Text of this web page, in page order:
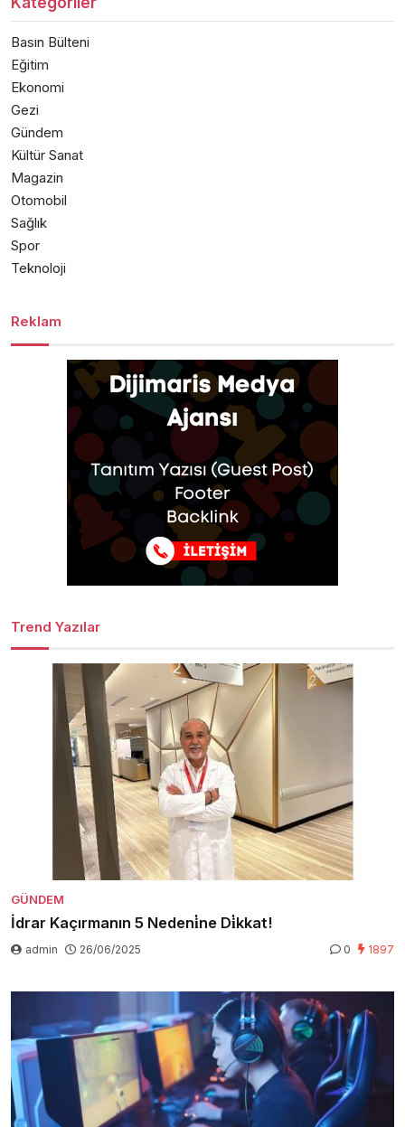
Basın Bülteni
Eğitim
Ekonomi
Gezi
Gündem
Kültür Sanat
Magazin
Otomobil
Sağlık
Spor
Teknoloji
Reklam
Trend Yazılar
GÜNDEM
İdrar Kaçırmanın 5 Nedeni̇ne Di̇kkat!
admin 26/06/2025 0 1897